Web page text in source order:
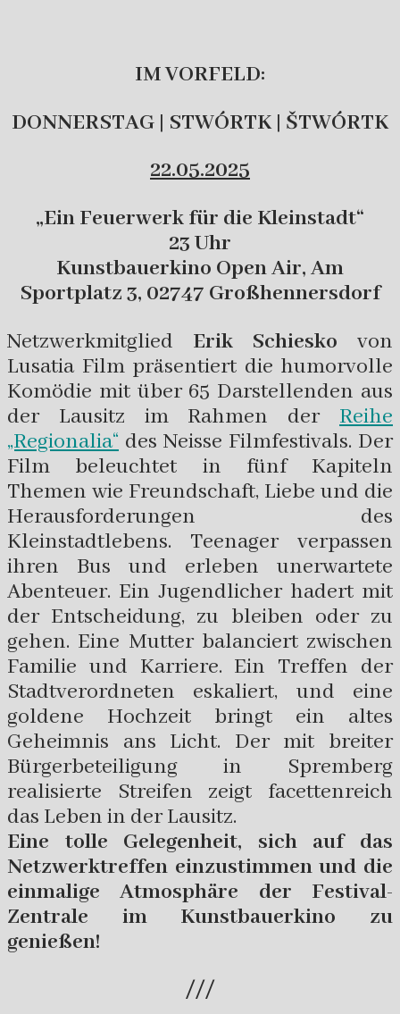
IM VORFELD:
DONNERSTAG | STWÓRTK | ŠTWÓRTK
22.05.2025
„Ein Feuerwerk für die Kleinstadt“
23 Uhr
Kunstbauerkino Open Air, Am
Sportplatz 3, 02747 Großhennersdorf
Netzwerkmitglied Erik Schiesko von
Lusatia Film präsentiert die humorvolle
Komödie mit über 65 Darstellenden aus
der Lausitz im Rahmen der Reihe
„Regionalia“ des Neisse Filmfestivals. Der
Film beleuchtet in fünf Kapiteln
Themen wie Freundschaft, Liebe und die
Herausforderungen des
Kleinstadtlebens. Teenager verpassen
ihren Bus und erleben unerwartete
Abenteuer. Ein Jugendlicher hadert mit
der Entscheidung, zu bleiben oder zu
gehen. Eine Mutter balanciert zwischen
Familie und Karriere. Ein Treffen der
Stadtverordneten eskaliert, und eine
goldene Hochzeit bringt ein altes
Geheimnis ans Licht. Der mit breiter
Bürgerbeteiligung in Spremberg
realisierte Streifen zeigt facettenreich
das Leben in der Lausitz.
Eine tolle Gelegenheit, sich auf das
Netzwerktreffen einzustimmen und die
einmalige Atmosphäre der Festival-
Zentrale im Kunstbauerkino zu
genießen!
///